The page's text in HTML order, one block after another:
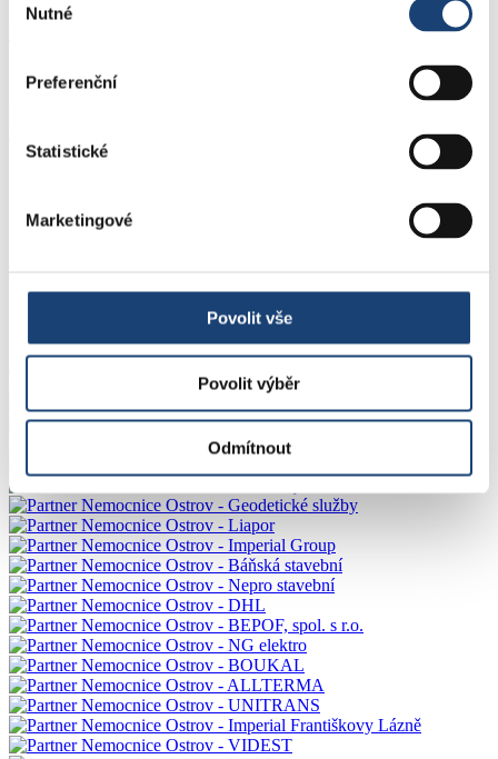
souhlasu
Nutné
Preferenční
Statistické
Marketingové
Povolit vše
Povolit výběr
Odmítnout
Laboratorní příručka
Kontakty
Partneři
PentaHospitals
Ochrana oznamovatelů
353 364 111